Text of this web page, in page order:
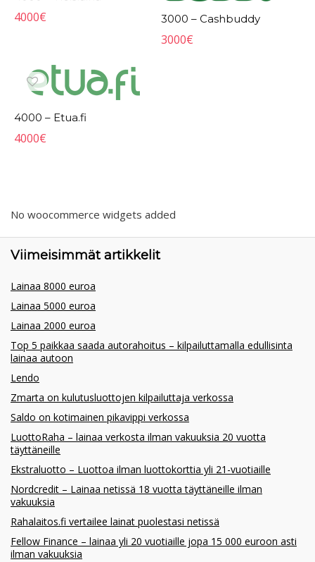
4000€ 3000 – Cashbuddy
3000€
4000 – Etua.fi
4000€
No woocommerce widgets added
Viimeisimmät artikkelit
Lainaa 8000 euroa
Lainaa 5000 euroa
Lainaa 2000 euroa
Top 5 paikkaa saada autorahoitus – kilpailuttamalla edullisinta
lainaa autoon
Lendo
Zmarta on kulutusluottojen kilpailuttaja verkossa
Saldo on kotimainen pikavippi verkossa
LuottoRaha – lainaa verkosta ilman vakuuksia 20 vuotta
täyttäneille
Ekstraluotto – Luottoa ilman luottokorttia yli 21-vuotiaille
Nordcredit – Lainaa netissä 18 vuotta täyttäneille ilman
vakuuksia
Rahalaitos.fi vertailee lainat puolestasi netissä
Fellow Finance – lainaa yli 20 vuotiaille jopa 15 000 euroon asti
ilman vakuuksia